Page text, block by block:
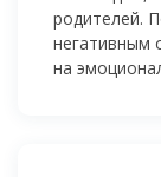
родителей.
негативным
на